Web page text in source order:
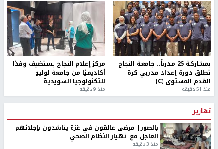
بمشاركة 25 مدرباً.. جامعة النجاح
تطلق دورة إعداد مدربي كرة
القدم المستوى (C)
منذ 51 دقيقة
مركز إعلام النجاح يستضيف وفدًا
أكاديميًا من جامعة لوليو
للتكنولوجيا السويدية
منذ 9 دقيقة
تقارير
بالصور| مرضى عالقون في غزة يناشدون بإجلائهم
العاجل مع انهيار النظام الصحي
منذ 3 دقيقة